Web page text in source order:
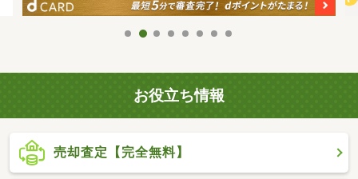
お役立ち情報
売却査定【完全無料】